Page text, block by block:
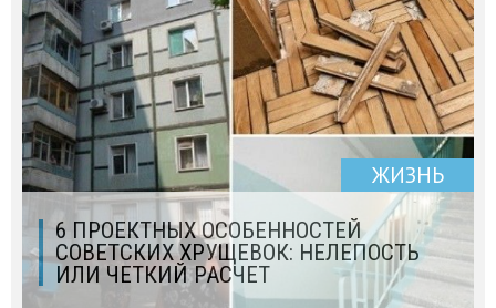
ЖИЗНЬ
6 ПРОЕКТНЫХ ОСОБЕННОСТЕЙ
СОВЕТСКИХ ХРУЩЕВОК: НЕЛЕПОСТЬ
ИЛИ ЧЕТКИЙ РАСЧЕТ